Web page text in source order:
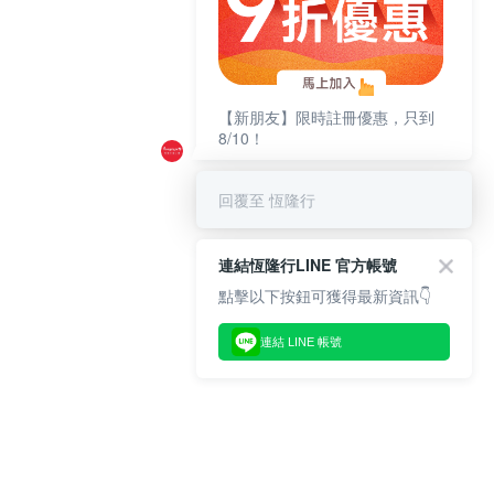
【新朋友】限時註冊優惠，只到
8/10！
回覆至 恆隆行
連結恆隆行LINE 官方帳號
點擊以下按鈕可獲得最新資訊👇
連結 LINE 帳號